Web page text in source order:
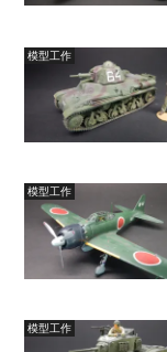
模型工作
模型工作
模型工作